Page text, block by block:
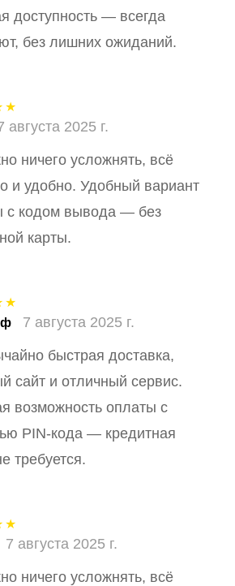
доступность — всегда
без лишних ожиданий.
5 из
августа 2025 г.
ничего усложнять, всё
и удобно. Удобный вариант
с кодом вывода — без
карты.
5из7 августа 2025 г.
быстрая доставка,
сайт и отличный сервис.
возможность оплаты с
PIN-кода — кредитная
требуется.
5из
7 августа 2025 г.
ничего усложнять, всё